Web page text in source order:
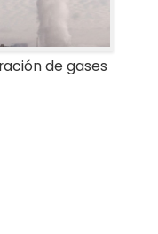
de gases